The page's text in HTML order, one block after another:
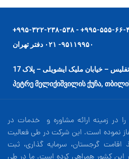
۴۴-۳۳+ - ۹۹۵-۳۲۲-۲۳۸-۵۳۸+
۹۵۱۱۹۹۵۰- ۰۲۱ دفتر تهران
– خیابان ملیک ایشویلی – پلاک 17
در زمینه ارائه مشاوره و خدمات در
گرجستان از سال 2017 آغاز نموده است. این شرکت در طی فعالیت
اقامت گرجستان، سرمایه گذاری، ثبت